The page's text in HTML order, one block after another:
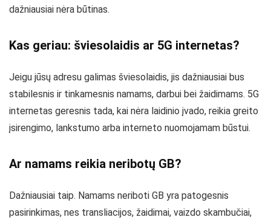
dažniausiai nėra būtinas.
Kas geriau: šviesolaidis ar 5G internetas?
Jeigu jūsų adresu galimas šviesolaidis, jis dažniausiai bus
stabilesnis ir tinkamesnis namams, darbui bei žaidimams. 5G
internetas geresnis tada, kai nėra laidinio įvado, reikia greito
įsirengimo, lankstumo arba interneto nuomojamam būstui.
Ar namams reikia neribotų GB?
Dažniausiai taip. Namams neriboti GB yra patogesnis
pasirinkimas, nes transliacijos, žaidimai, vaizdo skambučiai,